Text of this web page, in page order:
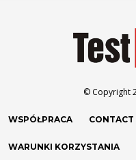
© Copyright
WSPÓŁPRACA CONTACT
WARUNKI KORZYSTANIA